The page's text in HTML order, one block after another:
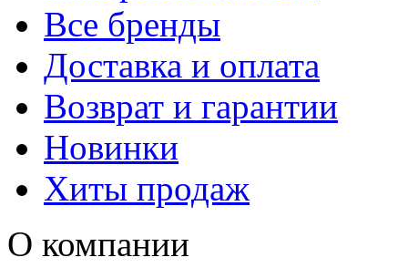
Все бренды
Доставка и оплата
Возврат и гарантии
Новинки
Хиты продаж
О компании